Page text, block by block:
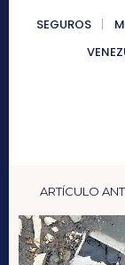
SEGUROS
ARTÍCULO